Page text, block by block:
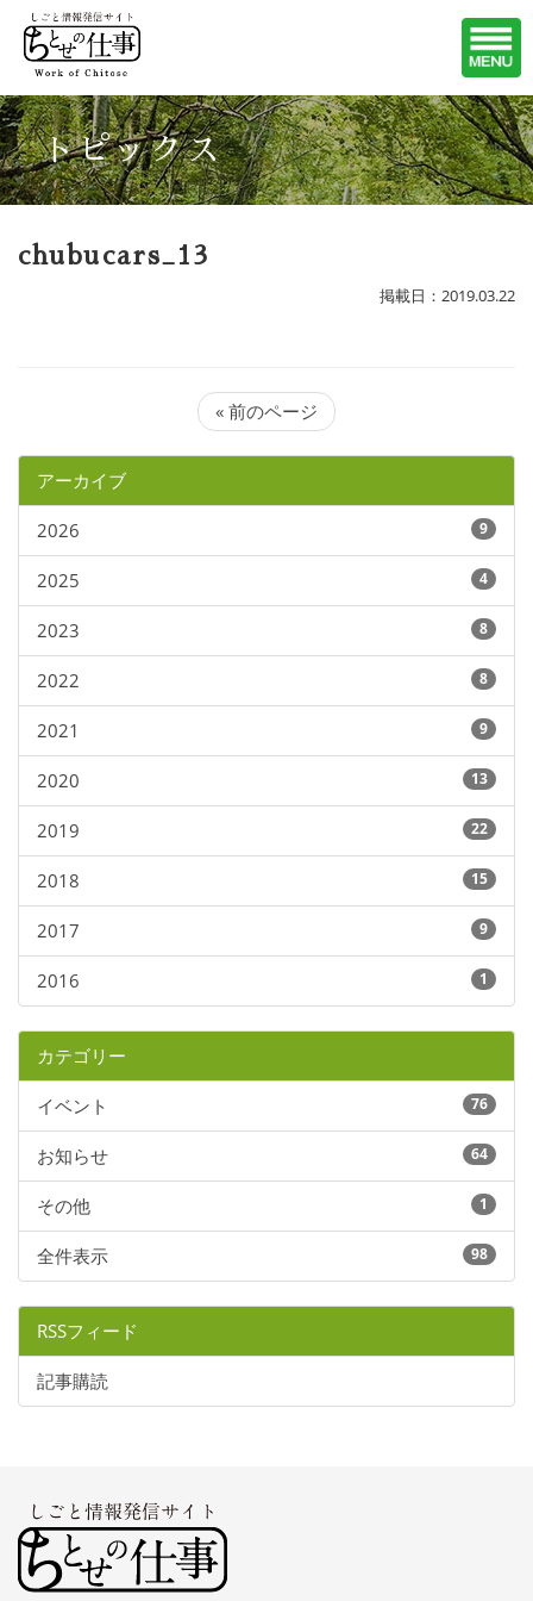
トピックス
chubucars_13
掲載日：2019.03.22
« 前のページ
アーカイブ
2026 9
2025 4
2023 8
2022 8
2021 9
2020 13
2019 22
2018 15
2017 9
2016 1
カテゴリー
イベント 76
お知らせ 64
その他 1
全件表示 98
RSSフィード
記事購読